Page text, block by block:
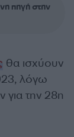
πηγή στην
θα ισχύουν
λόγω
την 28η